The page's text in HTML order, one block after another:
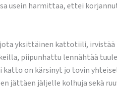
usein harmittaa, ettei
yksittäinen kattotiili,
piipunhattu lennähtää
on kärsinyt jo tovin
jättäen jäljelle kolhuja sekä